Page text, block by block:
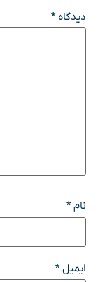
دیدگاه*
نام*
ایمیل*